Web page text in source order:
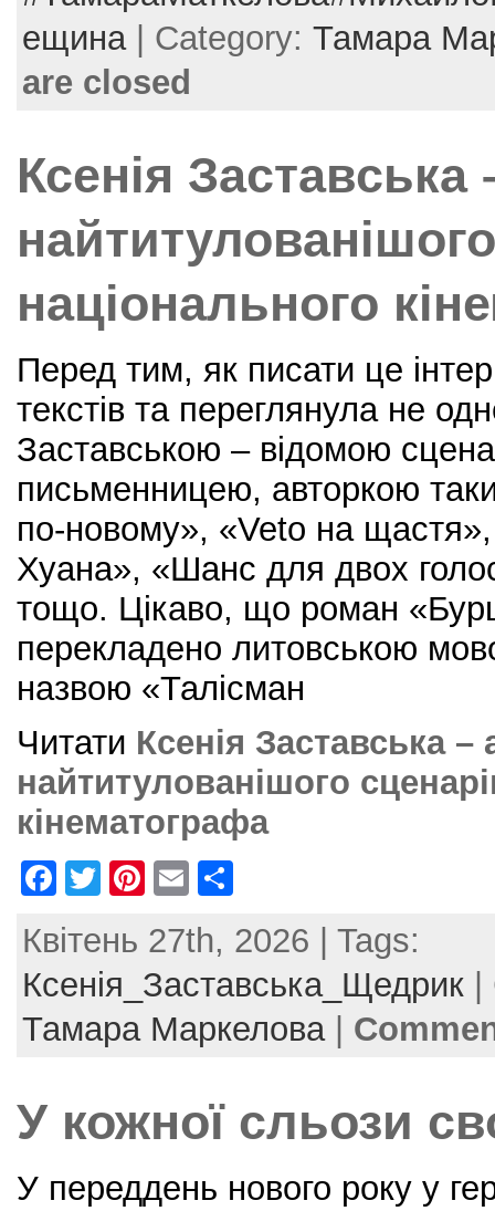
b
o
o
st
ещина| Category: Тамара
are closed
Ксенія Заставська
національного
Перед тим, як писати це
текстів та переглянула не
Заставською – відомою
письменницею, авторкою
по-новому», «Veto на
Хуана», «Шанс для двох
тощо. Цікаво, що роман
перекладено литовською
назвою «Талісман
Читати Ксенія Заставська –
найтитулованішого
кінематографа
F
c
e
b
k
T
itt
er
Pi
er
e
st
E
ai
l
ar
e
Квітень 27th, 2026 | Tags:
Ксенія_Заставська_Щедрик
Тамара Маркелова|
У кожної сльози
У переддень нового року у